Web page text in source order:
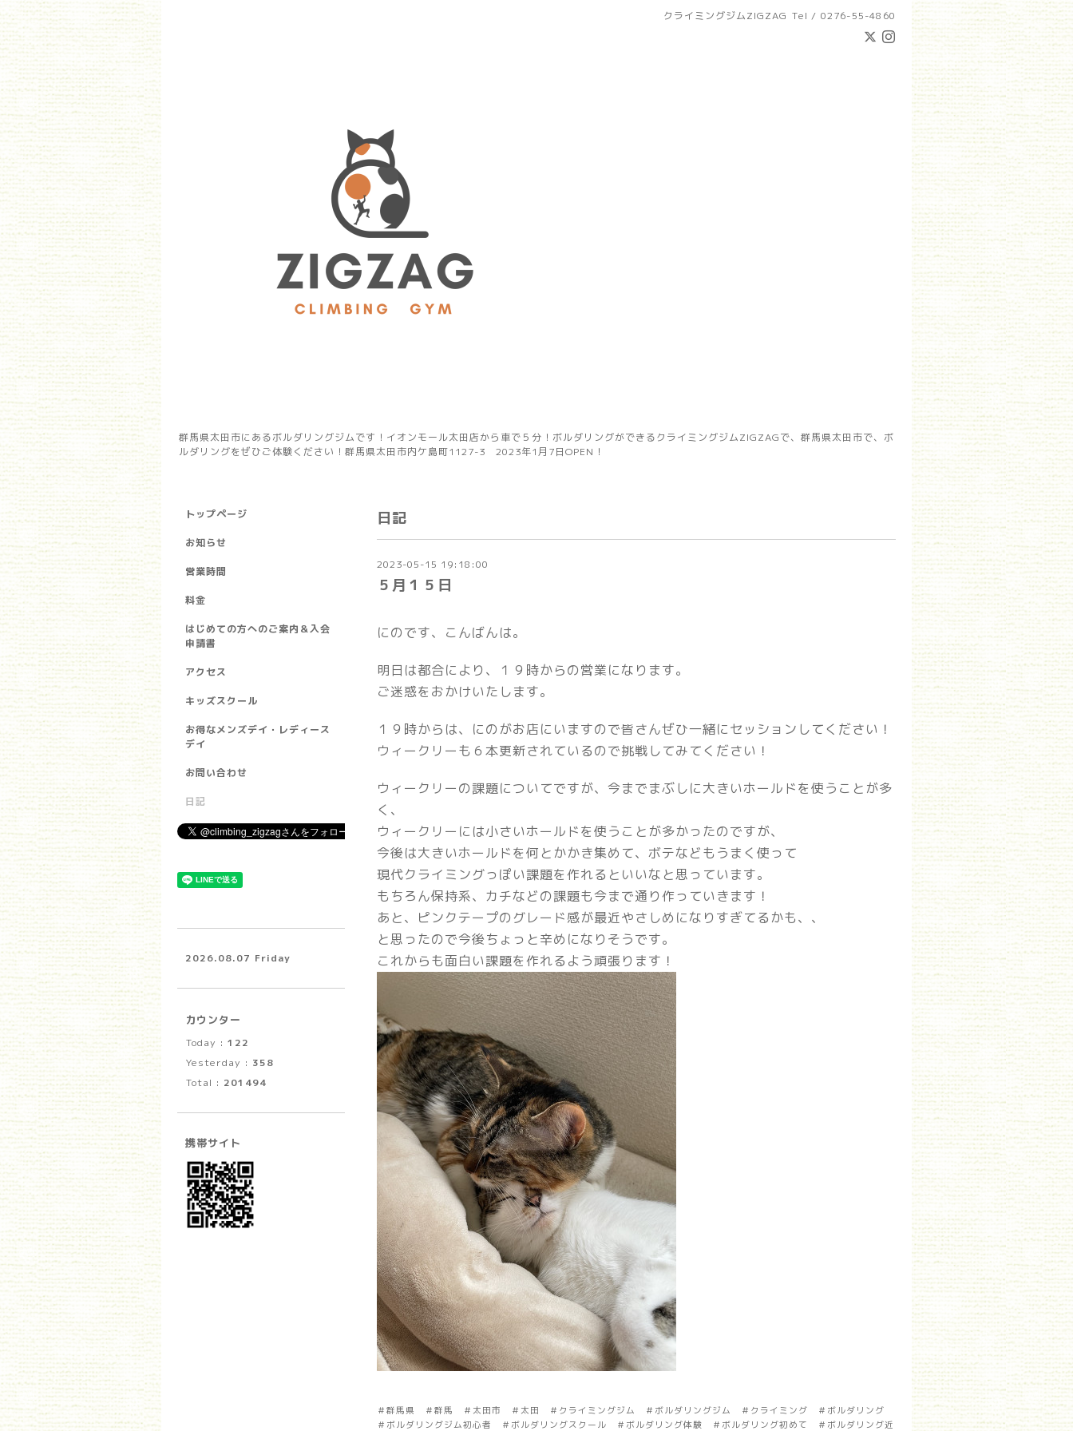
クライミングジムZIGZAG Tel / 0276-55-4860
群馬県太田市にあるボルダリングジムです！イオンモール太田店から車で５分！ボルダリングができるクライミングジムZIGZAGで、群馬県太田市で、ボ
ルダリングをぜひご体験ください！群馬県太田市内ケ島町1127-3 2023年1月7日OPEN！
日記
2023-05-15 19:18:00
５月１５日
にのです、こんばんは。
明日は都合により、１９時からの営業になります。
ご迷惑をおかけいたします。
１９時からは、にのがお店にいますので皆さんぜひ一緒にセッションしてください！
ウィークリーも６本更新されているので挑戦してみてください！
ウィークリーの課題についてですが、今までまぶしに大きいホールドを使うことが多
く、
ウィークリーには小さいホールドを使うことが多かったのですが、
今後は大きいホールドを何とかかき集めて、ボテなどもうまく使って
現代クライミングっぽい課題を作れるといいなと思っています。
もちろん保持系、カチなどの課題も今まで通り作っていきます！
あと、ピンクテープのグレード感が最近やさしめになりすぎてるかも、、
と思ったので今後ちょっと辛めになりそうです。
これからも面白い課題を作れるよう頑張ります！
＃群馬県 ＃群馬 ＃太田市 ＃太田 ＃クライミングジム ＃ボルダリングジム ＃クライミング ＃ボルダリング
＃ボルダリングジム初心者 ＃ボルダリングスクール ＃ボルダリング体験 ＃ボルダリング初めて ＃ボルダリング近
トップページ
お知らせ
営業時間
料金
はじめての方へのご案内＆入会
申請書
アクセス
キッズスクール
お得なメンズデイ・レディース
デイ
お問い合わせ
日記
2026.08.07 Friday
カウンター
Today : 122
Yesterday : 358
Total : 201494
携帯サイト